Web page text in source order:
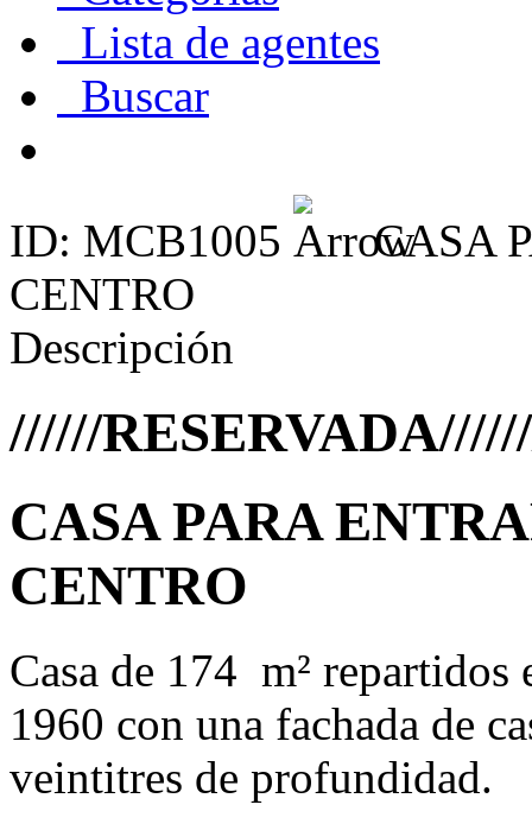
Lista de agentes
Buscar
ID: MCB1005
CASA
CENTRO
Descripción
//////
CASA PARA
CENTRO
Casa de 174 m²
1960 con una fachada de
veintitres de profundidad.